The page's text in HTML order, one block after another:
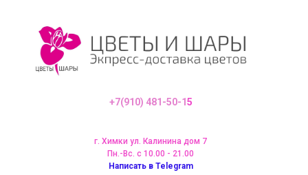
+7(910) 481-50-15
г. Химки ул. Калинина дом 7
Пн.-Вс. с 10.00 - 21.00
Написать в Telegram